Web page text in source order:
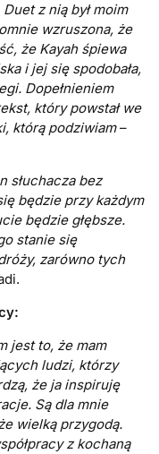
z nią był moim
wzruszona, że
że Kayah śpiewa
i jej się spodobała,
Dopełnieniem
który powstał we
którą podziwiam–
słuchacza bez
będzie przy każdym
będzie głębsze.
stanie się
zarówno tych
jest to, że mam
ludzi, którzy
że ja inspiruję
Są dla mnie
wielką przygodą.
z kochaną